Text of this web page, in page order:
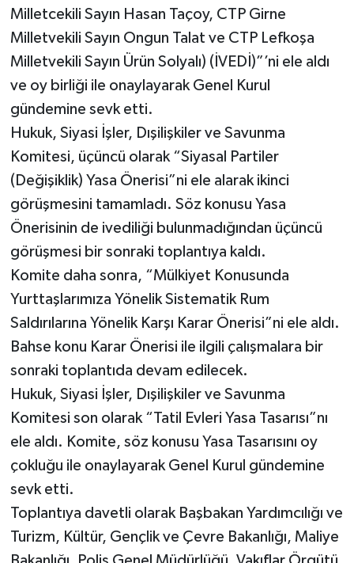
Milletcekili Sayın Hasan Taçoy, CTP Girne
Milletvekili Sayın Ongun Talat ve CTP Lefkoşa
Milletvekili Sayın Ürün Solyalı) (İVEDİ)”’ni ele aldı
ve oy birliği ile onaylayarak Genel Kurul
gündemine sevk etti.
Hukuk, Siyasi İşler, Dışilişkiler ve Savunma
Komitesi, üçüncü olarak “Siyasal Partiler
(Değişiklik) Yasa Önerisi”ni ele alarak ikinci
görüşmesini tamamladı. Söz konusu Yasa
Önerisinin de ivediliği bulunmadığından üçüncü
görüşmesi bir sonraki toplantıya kaldı.
Komite daha sonra, “Mülkiyet Konusunda
Yurttaşlarımıza Yönelik Sistematik Rum
Saldırılarına Yönelik Karşı Karar Önerisi”ni ele aldı.
Bahse konu Karar Önerisi ile ilgili çalışmalara bir
sonraki toplantıda devam edilecek.
Hukuk, Siyasi İşler, Dışilişkiler ve Savunma
Komitesi son olarak “Tatil Evleri Yasa Tasarısı”nı
ele aldı. Komite, söz konusu Yasa Tasarısını oy
çokluğu ile onaylayarak Genel Kurul gündemine
sevk etti.
Toplantıya davetli olarak Başbakan Yardımcılığı ve
Turizm, Kültür, Gençlik ve Çevre Bakanlığı, Maliye